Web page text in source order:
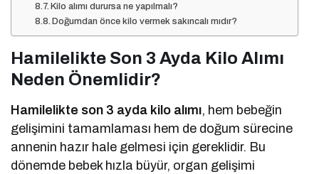
Kilo alımı durursa ne yapılmalı?
Doğumdan önce kilo vermek sakıncalı mıdır?
Hamilelikte Son 3 Ayda Kilo Alımı
Neden Önemlidir?
Hamilelikte son 3 ayda kilo alımı, hem bebeğin
gelişimini tamamlaması hem de doğum sürecine
annenin hazır hale gelmesi için gereklidir. Bu
dönemde bebek hızla büyür, organ gelişimi